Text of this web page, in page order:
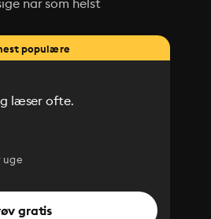
når som helst
populære
læser ofte.
uge
gratis